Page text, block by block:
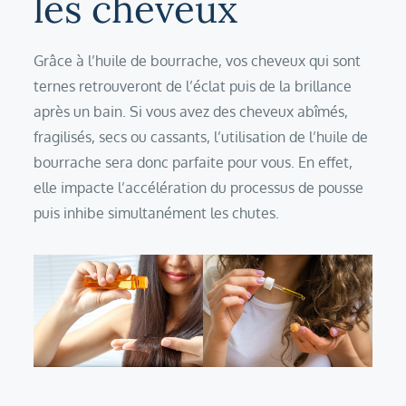
Grâce à l’huile de bourrache, vos cheveux qui sont
ternes retrouveront de l’éclat puis de la brillance
après un bain. Si vous avez des cheveux abîmés,
fragilisés, secs ou cassants, l’utilisation de l’huile de
bourrache sera donc parfaite pour vous. En effet,
elle impacte l’accélération du processus de pousse
puis inhibe simultanément les chutes.